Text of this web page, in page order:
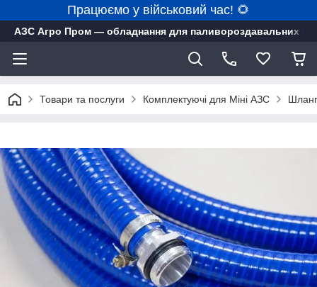
Працюємо у військовий час! 🌻
АЗС Агро Пром — обладнання для паливороздавальних
Товари та послуги Комплектуючі для Міні АЗС